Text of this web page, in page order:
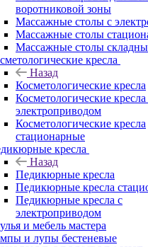
воротниковой зоны
Массажные столы с
Массажные столы
Массажные столы
кресла
Назад
Косметологические кресла
Косметологические кресла
электроприводом
Косметологические кресла
стационарные
кресла
Назад
Педикюрные кресла
Педикюрные кресла
Педикюрные кресла с
электроприводом
и мебель мастера
и лупы бестеневые